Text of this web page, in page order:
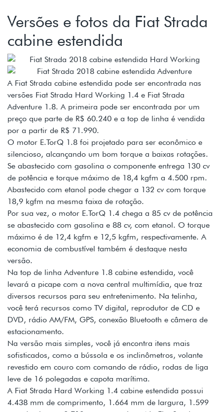
Versões e fotos da Fiat Strada
cabine estendida
A Fiat Strada cabine estendida pode ser encontrada nas
versões Fiat Strada Hard Working 1.4 e Fiat Strada
Adventure 1.8. A primeira pode ser encontrada por um
preço que parte de R$ 60.240 e a top de linha é vendida
por a partir de R$ 71.990.
O motor E.TorQ 1.8 foi projetado para ser econômico e
silencioso, alcançando um bom torque a baixas rotações.
Se abastecido com gasolina o componente entrega 130 cv
de potência e torque máximo de 18,4 kgfm a 4.500 rpm.
Abastecido com etanol pode chegar a 132 cv com torque
18,9 kgfm na mesma faixa de rotação.
Por sua vez, o motor E.TorQ 1.4 chega a 85 cv de potência
se abastecido com gasolina e 88 cv, com etanol. O torque
máximo é de 12,4 kgfm e 12,5 kgfm, respectivamente. A
economia de combustível também é destaque nesta
versão.
Na top de linha Adventure 1.8 cabine estendida, você
levará a picape com a nova central multimídia, que traz
diversos recursos para seu entretenimento. Na telinha,
você terá recursos como TV digital, reprodutor de CD e
DVD, rádio AM/FM, GPS, conexão Bluetooth e câmera de
estacionamento.
Na versão mais simples, você já encontra itens mais
sofisticados, como a bússola e os inclinômetros, volante
revestido em couro com comando de rádio, rodas de liga
leve de 16 polegadas e capota marítima.
A Fiat Strada Hard Working 1.4 cabine estendida possui
4.438 mm de comprimento, 1.664 mm de largura, 1.599